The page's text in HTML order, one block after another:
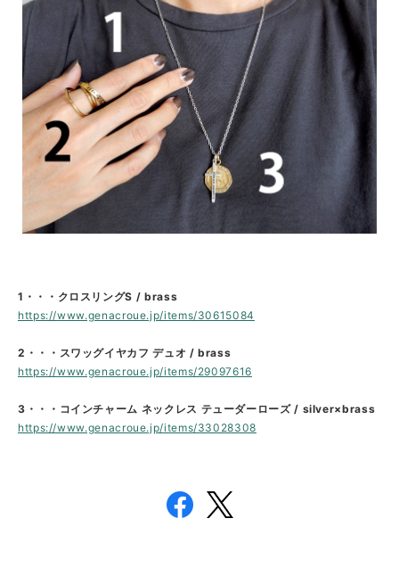
1・・・クロスリングS / brass
https://www.genacroue.jp/items/30615084
2・・・スワッグイヤカフ デュオ / brass
https://www.genacroue.jp/items/29097616
3・・・コインチャーム ネックレス テューダーローズ / silver×brass
https://www.genacroue.jp/items/33028308